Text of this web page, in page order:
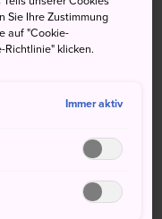
Sie Ihre Zustimmung
auf "Cookie-
Richtlinie" klicken.
Immer aktiv